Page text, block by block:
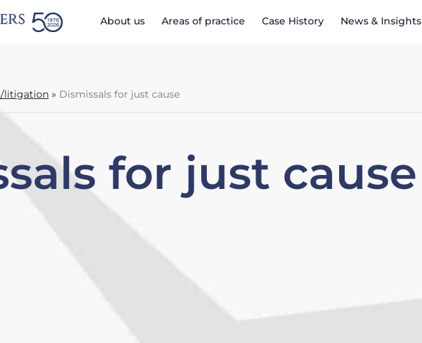
About us Areas of practice Case History News & Insights
litigation » Dismissals for just cause
for just cause